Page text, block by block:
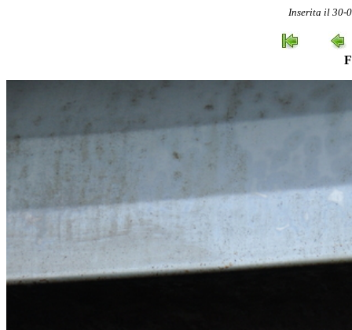
Inserita il 30-